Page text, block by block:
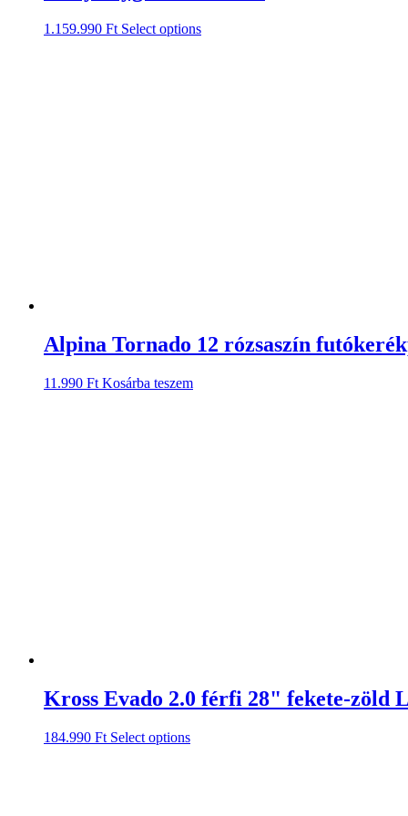
1.159.990 Ft Select options
Alpina Tornado 12 rózsaszín
11.990 Ft Kosárba teszem
Kross Evado 2.0 férfi 28" fekete-zöld
184.990 Ft Select options